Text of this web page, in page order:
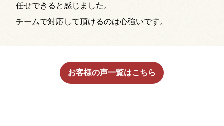
任せできると感じました。
チームで対応して頂けるのは心強いです。
お客様の声一覧はこちら